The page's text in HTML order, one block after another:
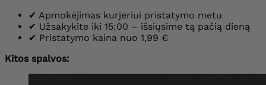
✔ Apmokėjimas kurjeriui pristatymo metu
✔ Užsakykite iki 15:00 – išsiųsime tą pačią dieną
✔ Pristatymo kaina nuo 1,99 €
Kitos spalvos: